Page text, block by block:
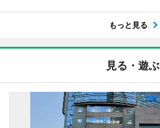
もっと見る
見る・遊ぶ